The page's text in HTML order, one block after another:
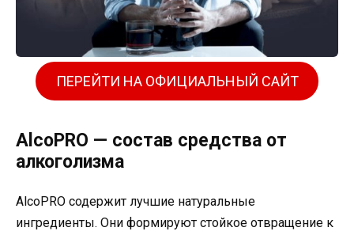
ПЕРЕЙТИ НА ОФИЦИАЛЬНЫЙ САЙТ
AlcoPRO — состав средства от
алкоголизма
AlcoPRO содержит лучшие натуральные
ингредиенты. Они формируют стойкое отвращение к